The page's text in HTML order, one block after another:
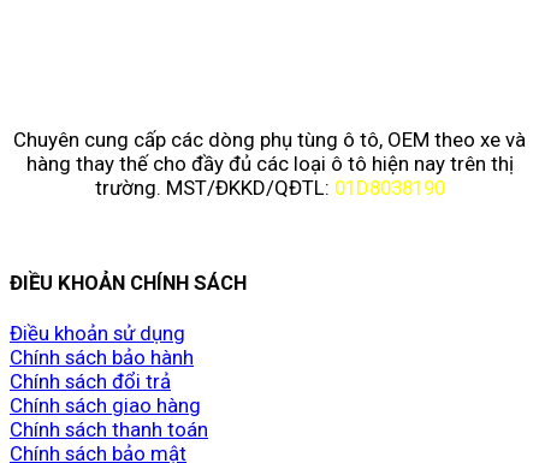
Chuyên cung cấp các dòng phụ tùng ô tô, OEM theo xe và
hàng thay thế cho đầy đủ các loại ô tô hiện nay trên thị
trường. MST/ĐKKD/QĐTL: 01D8038190
ĐIỀU KHOẢN CHÍNH SÁCH
Điều khoản sử dụng
Chính sách bảo hành
Chính sách đổi trả
Chính sách giao hàng
Chính sách thanh toán
Chính sách bảo mật